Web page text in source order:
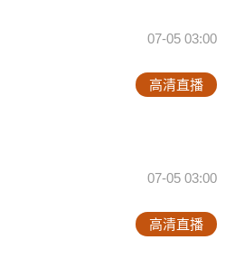
07-05 03:00
高清直播
07-05 03:00
高清直播